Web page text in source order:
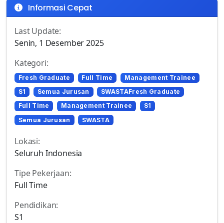
Informasi Cepat
Last Update:
Senin, 1 Desember 2025
Kategori:
Fresh Graduate Full Time
Management Trainee
S1
Semua Jurusan
SWASTAFresh Graduate
Full Time
Management Trainee
S1
Semua Jurusan
SWASTA
Lokasi:
Seluruh Indonesia
Tipe Pekerjaan:
Full Time
Pendidikan:
S1